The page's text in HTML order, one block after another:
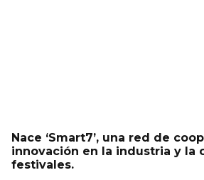
Nace ‘Smart7’, una red de
innovación en la industria y la
festivales.